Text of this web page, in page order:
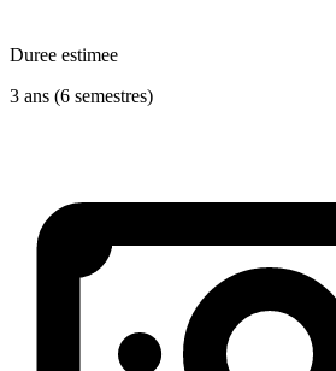
Duree estimee
3 ans (6 semestres)